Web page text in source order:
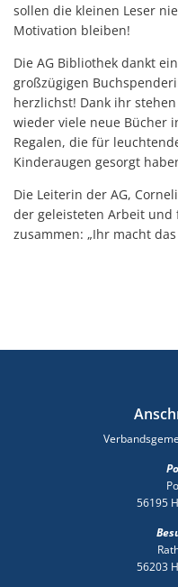
sollen die kleinen Leser
Motivation bleiben!
Die AG Bibliothek dankt
großzügigen
herzlichst! Dank ihr
wieder viele neue Bücher
Regalen, die für
Kinderaugen gesorgt
Die Leiterin der AG,
der geleisteten Arbeit und
zusammen: „Ihr macht
56195
56203